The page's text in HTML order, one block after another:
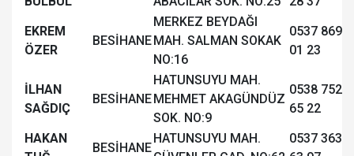
EKREM
ÖZER
BESİHANE
MERKEZ BEYDAĞI
MAH. SALMAN SOKAK
NO:16
0537 869
01 23
İLHAN
SAĞDIÇ
BESİHANE
HATUNSUYU MAH.
MEHMET AKAGÜNDÜZ
SOK. NO:9
0538 752
65 22
HAKAN
BESİHANE
HATUNSUYU MAH.
0537 363